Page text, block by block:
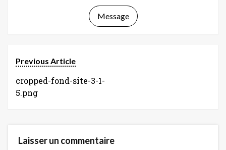
Message
Previous Article
cropped-fond-site-3-1-
5.png
Laisser un commentaire